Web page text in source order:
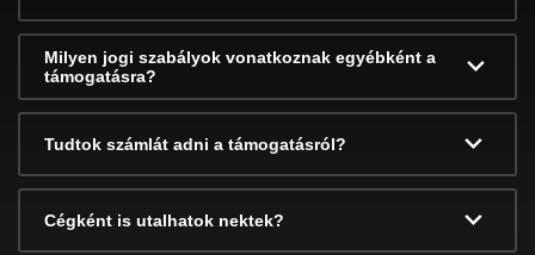
Milyen jogi szabályok vonatkoznak egyébként a
támogatásra?
Tudtok számlát adni a támogatásról?
Cégként is utalhatok nektek?